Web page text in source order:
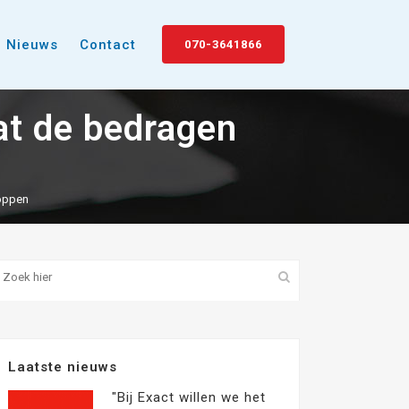
070-3641866
Nieuws Contact
de bedragen
Laatste nieuws
"Bij Exact willen we het